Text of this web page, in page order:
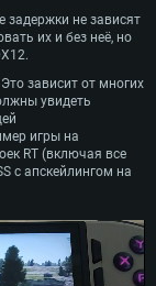
задержки не зависят
их и без неё, но
зависит от многих
увидеть
игры на
RT (включая все
с апскейлингом на